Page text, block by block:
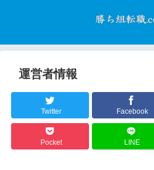
運営者情報
Twitter Facebook
Pocket LINE